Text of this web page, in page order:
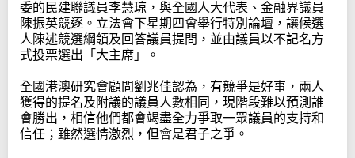
委的民建聯議員李慧琼，與全國人大代表、金融界議員
陳振英競逐。立法會下星期四會舉行特別論壇，讓候選
人陳述競選綱領及回答議員提問，並由議員以不記名方
式投票選出「大主席」。
全國港澳研究會顧問劉兆佳認為，有競爭是好事，兩人
獲得的提名及附議的議員人數相同，現階段難以預測誰
會勝出，相信他們都會竭盡全力爭取一眾議員的支持和
信任；雖然選情激烈，但會是君子之爭。